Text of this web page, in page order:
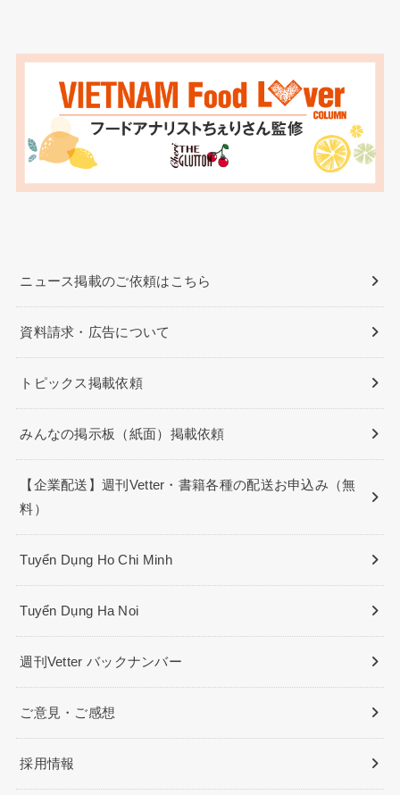
ニュース掲載のご依頼はこちら
資料請求・広告について
トピックス掲載依頼
みんなの掲示板（紙面）掲載依頼
【企業配送】週刊Vetter・書籍各種の配送お申込み（無
料）
Tuyển Dụng Ho Chi Minh
Tuyển Dụng Ha Noi
週刊Vetter バックナンバー
ご意見・ご感想
採用情報